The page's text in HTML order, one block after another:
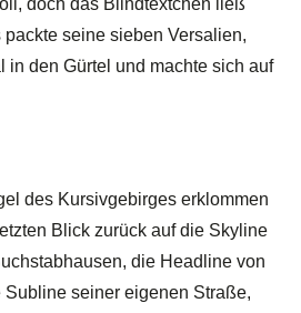
doch das Blindtextchen ließ
seine sieben Versalien,
in den Gürtel und machte sich auf
des Kursivgebirges erklommen
Blick zurück auf die Skyline
die Headline von
seiner eigenen Straße,